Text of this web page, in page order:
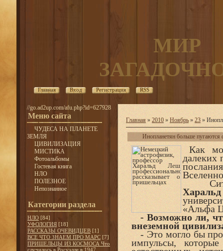
МИР
Главная Вход Регистрация RSS
//go.ad2up.com/afu.php?id=627928
Меню сайта
ЧУДЕСА НА ПЛАНЕТЕ
ЗЕМЛЯ
ЦИВИЛИЗАЦИЯ
МИСТИКА
Фотоальбомы
Гостевая книга
НЛО
ПОЛЕЗНОЕ
Непознанное
Категории раздела
НЛО [84]
УФОЛОГИЯ [18]
РАССКАЗЫ ОЧЕВИДЦЕВ [1]
ВСЕ ЧТО ЗНАЕМ ПРО МАРС [7]
ПРИШЕЛЬЦЫ ИЗ КОСМОСА Что
случилось в Росуэлле в 1947
Главная » 2010 » Ноябрь » 23 »
Инопланетян больше пугаются
Как
далеких
«Альфа
- Возможно ли,
внеземной
- Это могло бы
импульсы,